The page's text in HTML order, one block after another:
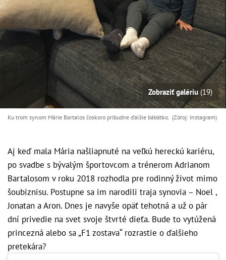
Zobraziť galériu (19)
Ku trom synom Márie Bartalos čoskoro pribudne ďalšie bábätko. (Zdroj: Instagram)
Aj keď mala Mária našliapnuté na veľkú hereckú kariéru,
po svadbe s bývalým športovcom a trénerom Adrianom
Bartalosom v roku 2018 rozhodla pre rodinný život mimo
šoubiznisu. Postupne sa im narodili traja synovia – Noel ,
Jonatan a Aron. Dnes je navyše opäť tehotná a už o pár
dní privedie na svet svoje štvrté dieťa. Bude to vytúžená
princezná alebo sa „F1 zostava“ rozrastie o ďalšieho
pretekára?